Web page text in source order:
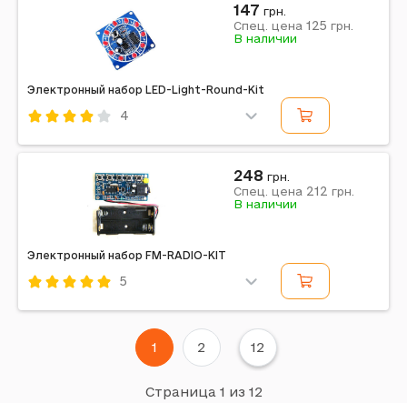
Электронный набор LED-Light-Round-Kit
4
147 грн.
Спец. цена 125 грн.
В наличии
Электронный набор FM-RADIO-KIT
5
248 грн.
Спец. цена 212 грн.
В наличии
1 2 12
Страница 1 из 12